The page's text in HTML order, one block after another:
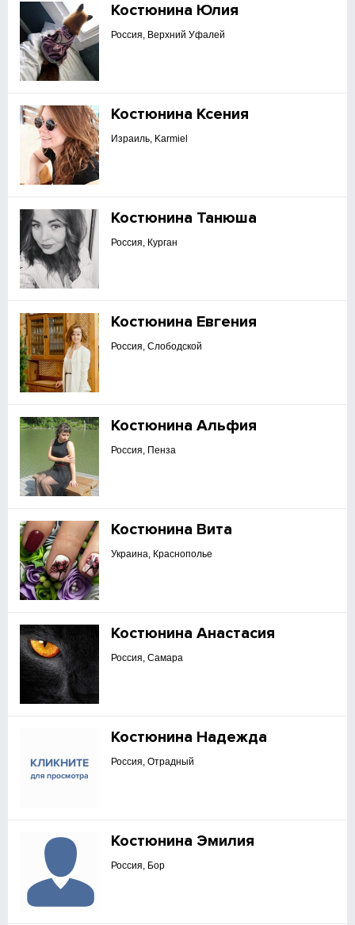
Костюнина Юлия
Россия, Верхний Уфалей
Костюнина Ксения
Израиль, Karmiel
Костюнина Танюша
Россия, Курган
Костюнина Евгения
Россия, Слободской
Костюнина Альфия
Россия, Пенза
Костюнина Вита
Украина, Краснополье
Костюнина Анастасия
Россия, Самара
Костюнина Надежда
Россия, Отрадный
Костюнина Эмилия
Россия, Бор